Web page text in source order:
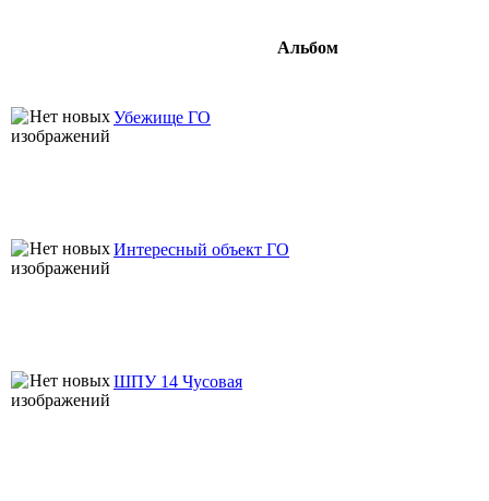
Альбом
Убежище ГО
Интересный объект ГО
ШПУ 14 Чусовая